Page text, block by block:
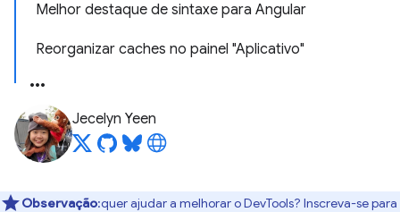
Melhor destaque de sintaxe para Angular
Reorganizar caches no painel "Aplicativo"
Jecelyn Yeen
Observação:quer ajudar a melhorar o DevTools? Inscreva-se para